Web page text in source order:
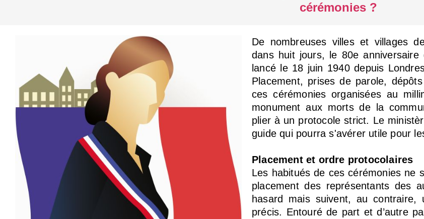
cérémonies ?
De nombreuses villes et villages
dans huit jours, le 80e anniversaire
lancé le 18 juin 1940 depuis
Placement, prises de parole,
ces cérémonies organisées au
monument aux morts de la
plier à un protocole strict. Le
guide qui pourra s'avérer utile pour
Placement et ordre protocolaires
Les habitués de ces cérémonies ne
placement des représentants des
hasard mais suivent, au contraire,
précis. Entouré de part et d’autre